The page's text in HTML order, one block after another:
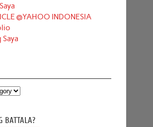
@YAHOO INDONESIA
Saya
BATTALA?